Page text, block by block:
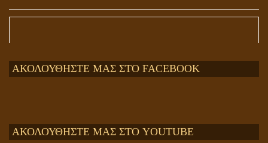
ΑΚΟΛΟΥΘΗΣΤΕ ΜΑΣ ΣΤΟ FACEBOOK
ΑΚΟΛΟΥΘΗΣΤΕ ΜΑΣ ΣΤΟ YOUTUBE